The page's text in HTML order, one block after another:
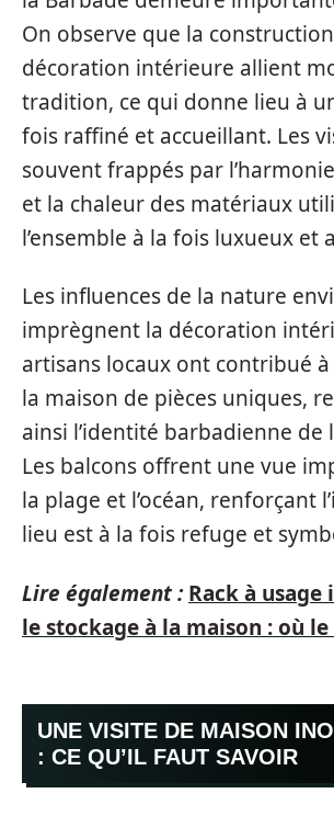
On observe que la
décoration intérieure allient
tradition, ce qui donne lieu à
fois raffiné et accueillant. Les
souvent frappés par
et la chaleur des matériaux
l’ensemble à la fois luxueux et
Les influences de la nature
imprègnent la décoration
artisans locaux ont contribué
la maison de pièces uniques,
ainsi l’identité barbadienne de
Les balcons offrent une vue
la plage et l’océan, renforçant
lieu est à la fois refuge et
Lire également : Rack à
le stockage à la maison : où
UNE VISITE DE MAISON
: CE QU’IL FAUT SAVOIR